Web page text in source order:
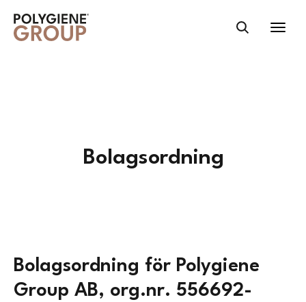
Bolagsordning
Bolagsordning för Polygiene
Group AB, org.nr. 556692-